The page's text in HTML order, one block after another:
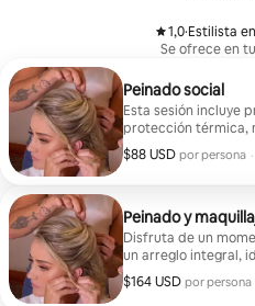
1,0
, ·Estilista
Se ofrece en
Peinado social
Esta sesión incluye
protección térmica,
marcadas,
finales con
$88 USD por persona
$88 USD por huésped
, ·
Peinado y
Disfruta de un
un arreglo integral,
La sesión incluye
semirrecogido o
$164 USD por persona
$164 USD por huésped
,